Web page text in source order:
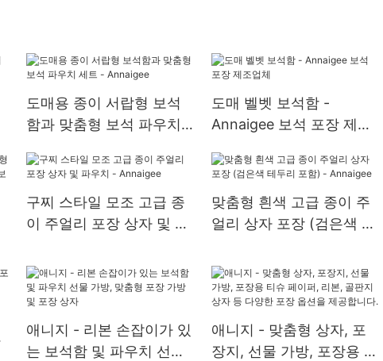
도매용 종이 서랍형 보석
함과 맞춤형 보석 파우치
도매 벨벳 보석함 -
Annaigee 보석 포장 제조
구찌 스타일 모조 고급 종
이 주얼리 포장 상자 및 파
맞춤형 흰색 고급 종이 주
얼리 상자 포장 (검은색 테
애니지 - 리본 손잡이가 있
는 보석함 및 파우치 선물
애니지 - 맞춤형 상자, 포
장지, 선물 가방, 포장용 티